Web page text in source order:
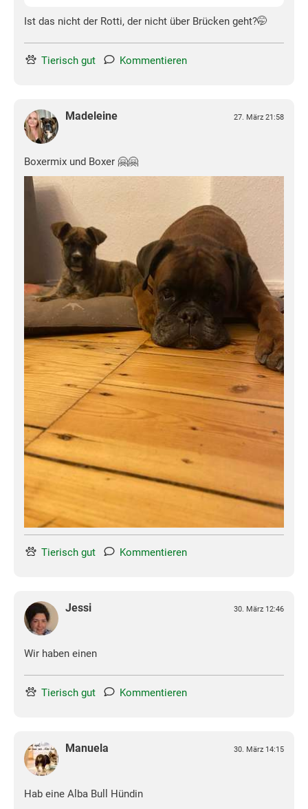
Ist das nicht der Rotti, der nicht über Brücken geht?🤭
Tierisch gut Kommentieren
Madeleine 27. März 21:58
Boxermix und Boxer 🤗🤗
Tierisch gut Kommentieren
Jessi 30. März 12:46
Wir haben einen
Tierisch gut Kommentieren
Manuela 30. März 14:15
Hab eine Alba Bull Hündin